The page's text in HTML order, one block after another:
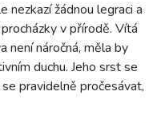
nezkazí žádnou legraci a
v přírodě. Vítá
není náročná, měla by
duchu. Jeho srst se
pravidelně pročesávat,